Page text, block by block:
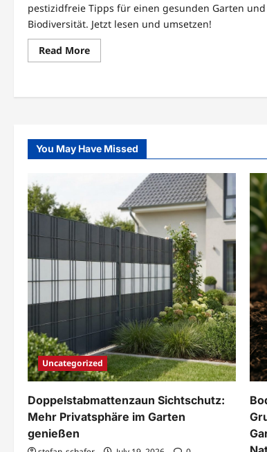
pestizidfreie Tipps für einen gesunden Garten
Biodiversität. Jetzt lesen und umsetzen!
Read MoreRead
more
mit
of
Nature
You May Have Missed
Uncategorized
Doppelstabmattenzaun Sichtschutz:
Mehr Privatsphäre im Garten
genießen